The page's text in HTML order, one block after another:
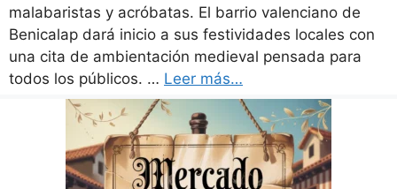
malabaristas y acróbatas. El barrio valenciano de
Benicalap dará inicio a sus festividades locales con
una cita de ambientación medieval pensada para
todos los públicos. … Leer más…